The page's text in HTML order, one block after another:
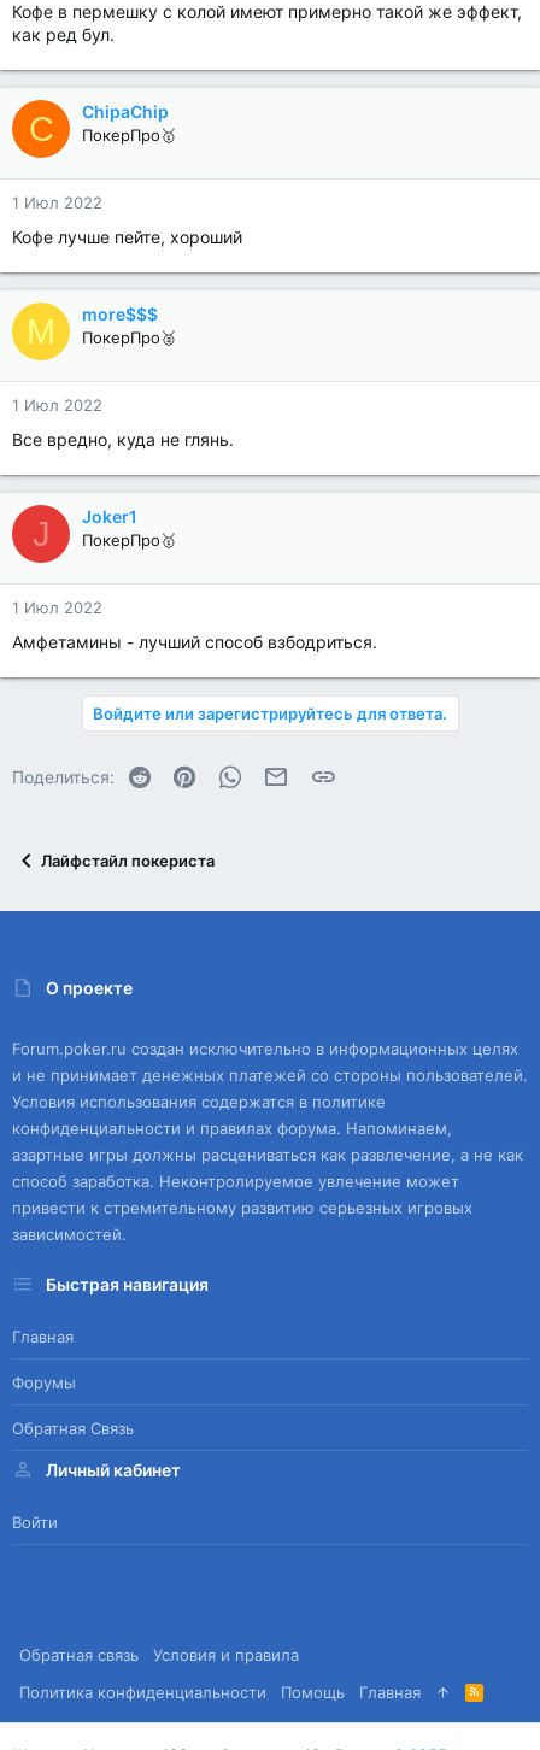
Кофе в пермешку с колой имеют примерно такой же эффект,
как ред бул.
C ChipaChip
ПокерПро🥇
1 Июл 2022
Кофе лучше пейте, хороший
M more$$$
ПокерПро🥈
1 Июл 2022
Все вредно, куда не глянь.
J Joker1
ПокерПро🥇
1 Июл 2022
Амфетамины - лучший способ взбодриться.
Войдите или зарегистрируйтесь для ответа.
Поделиться: Reddit PinterestWhatsAppЭлектронная почта
Ссылка
Лайфстайл покериста
О проекте
Forum.poker.ru создан исключительно в информационных целях
и не принимает денежных платежей со стороны пользователей.
Условия использования содержатся в политике
конфиденциальности и правилах форума. Напоминаем,
азартные игры должны расцениваться как развлечение, а не как
способ заработка. Неконтролируемое увлечение может
привести к стремительному развитию серьезных игровых
зависимостей.
Быстрая навигация
Главная
Форумы
Обратная Связь
Личный кабинет
Войти
Обратная связь
Условия и правила
Политика конфиденциальности
Помощь Главная
R
S
S